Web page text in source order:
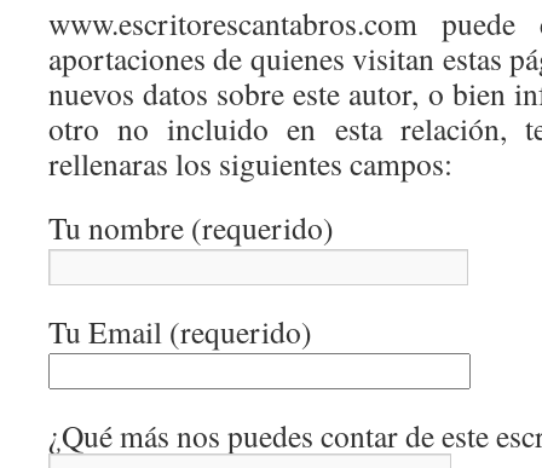
www.escritorescantabros.com
aportaciones de quienes visitan estas
nuevos datos sobre este autor, o bien
otro no incluido en esta relación,
rellenaras los siguientes campos:
Tu nombre (requerido)
Tu Email (requerido)
¿Qué más nos puedes contar de este